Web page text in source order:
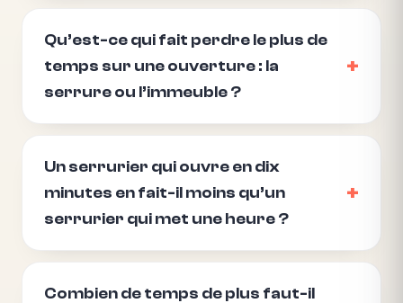
Qu’est-ce qui fait perdre le plus de
temps sur une ouverture : la
serrure ou l’immeuble ?
Un serrurier qui ouvre en dix
minutes en fait-il moins qu’un
serrurier qui met une heure ?
Combien de temps de plus faut-il